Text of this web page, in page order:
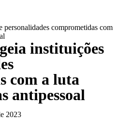
comprometidas com
instituições
com a luta
antipessoal
2023